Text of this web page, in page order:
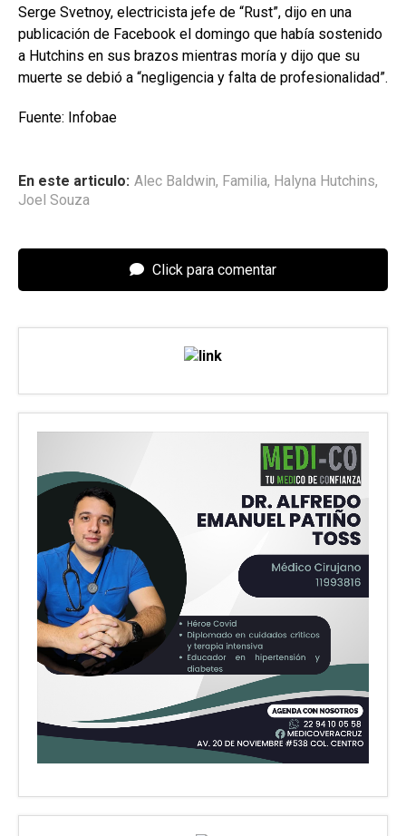
Serge Svetnoy, electricista jefe de “Rust”, dijo en una
publicación de Facebook el domingo que había sostenido
a Hutchins en sus brazos mientras moría y dijo que su
muerte se debió a “negligencia y falta de profesionalidad”.
Fuente: Infobae
En este articulo: Alec Baldwin, Familia, Halyna Hutchins,
Joel Souza
Click para comentar